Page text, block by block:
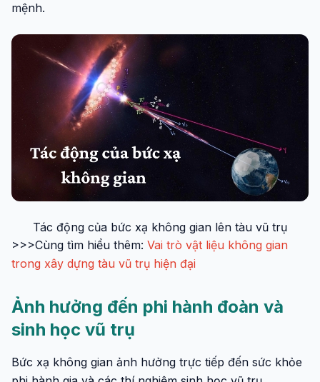
mệnh.
Tác động của bức xạ không gian lên tàu vũ trụ
>>>Cùng tìm hiểu thêm: Vai trò vật liệu không gian
trong xây dựng tàu vũ trụ hiện đại
Ảnh hưởng đến phi hành đoàn và
sinh học vũ trụ
Bức xạ không gian ảnh hưởng trực tiếp đến sức khỏe